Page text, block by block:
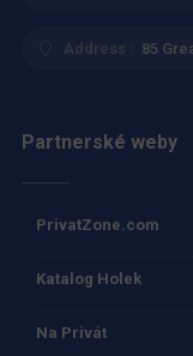
Address : 85
Partnerské weby
PrivatZone.com
Katalog Holek
Na Privát